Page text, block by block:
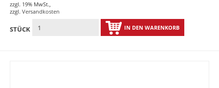
zzgl. 19% MwSt.,
zzgl. Versandkosten
STÜCK IN DEN WARENKORB